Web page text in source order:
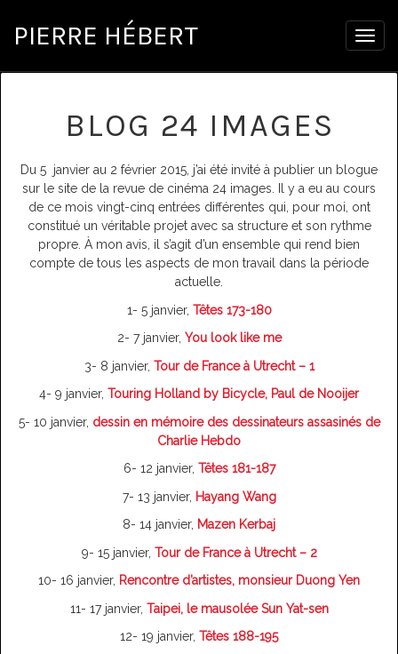
PIERRE HÉBERT
BLOG 24 IMAGES
Du 5 janvier au 2 février 2015, j’ai été invité à publier un blogue
sur le site de la revue de cinéma 24 images. Il y a eu au cours
de ce mois vingt-cinq entrées différentes qui, pour moi, ont
constitué un véritable projet avec sa structure et son rythme
propre. À mon avis, il s’agit d’un ensemble qui rend bien
compte de tous les aspects de mon travail dans la période
actuelle.
1- 5 janvier, Têtes 173-180
2- 7 janvier, You look like me
3- 8 janvier, Tour de France à Utrecht – 1
4- 9 janvier, Touring Holland by Bicycle, Paul de Nooijer
5- 10 janvier, dessin en mémoire des dessinateurs assasinés de
Charlie Hebdo
6- 12 janvier, Têtes 181-187
7- 13 janvier, Hayang Wang
8- 14 janvier, Mazen Kerbaj
9- 15 janvier, Tour de France à Utrecht – 2
10- 16 janvier, Rencontre d’artistes, monsieur Duong Yen
11- 17 janvier, Taipei, le mausolée Sun Yat-sen
12- 19 janvier, Têtes 188-195